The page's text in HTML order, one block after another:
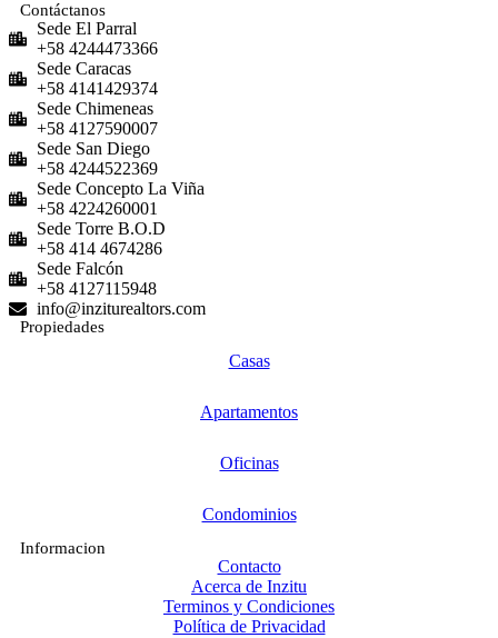
Contáctanos
Sede El Parral
+58 4244473366
Sede Caracas
+58 4141429374
Sede Chimeneas
+58 4127590007
Sede San Diego
+58 4244522369
Sede Concepto La Viña
+58 4224260001
Sede Torre B.O.D
+58 414 4674286
Sede Falcón
+58 4127115948
info@inziturealtors.com
Propiedades
Casas
Apartamentos
Oficinas
Condominios
Informacion
Contacto
Acerca de Inzitu
Terminos y Condiciones
Política de Privacidad